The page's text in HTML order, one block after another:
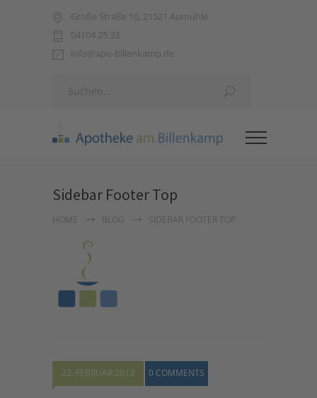
Große Straße 10, 21521 Aumühle
04104 25 33
info@apo-billenkamp.de
Sidebar Footer Top
HOME BLOG SIDEBAR FOOTER TOP
22. FEBRUAR 2013 0 COMMENTS